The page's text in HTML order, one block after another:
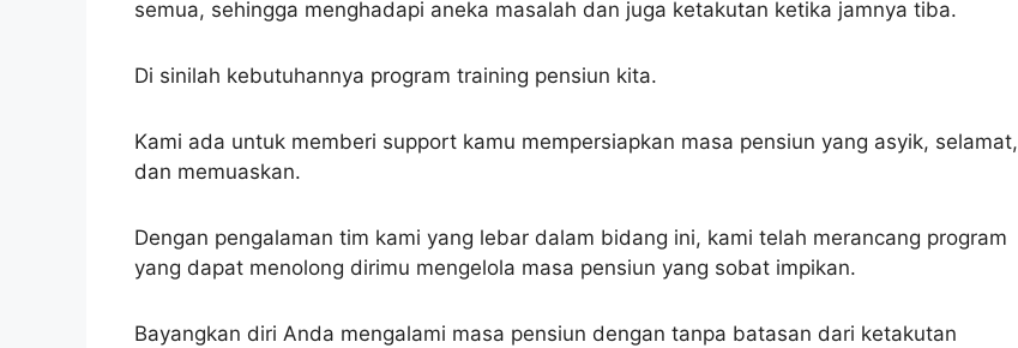
semua, sehingga menghadapi aneka masalah dan juga ketakutan ketika jamnya tiba.
Di sinilah kebutuhannya program training pensiun kita.
Kami ada untuk memberi support kamu mempersiapkan masa pensiun yang asyik, selamat,
dan memuaskan.
Dengan pengalaman tim kami yang lebar dalam bidang ini, kami telah merancang program
yang dapat menolong dirimu mengelola masa pensiun yang sobat impikan.
Bayangkan diri Anda mengalami masa pensiun dengan tanpa batasan dari ketakutan